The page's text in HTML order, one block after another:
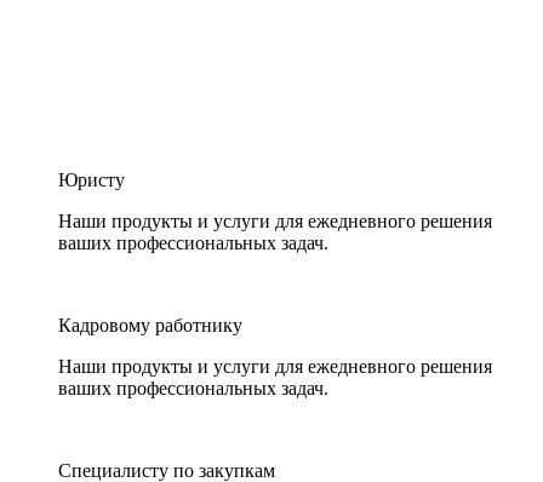
Юристу
Наши продукты и услуги для ежедневного решения
ваших профессиональных задач.
Кадровому работнику
Наши продукты и услуги для ежедневного решения
ваших профессиональных задач.
Специалисту по закупкам